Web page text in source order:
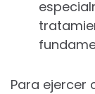
Para ejercer